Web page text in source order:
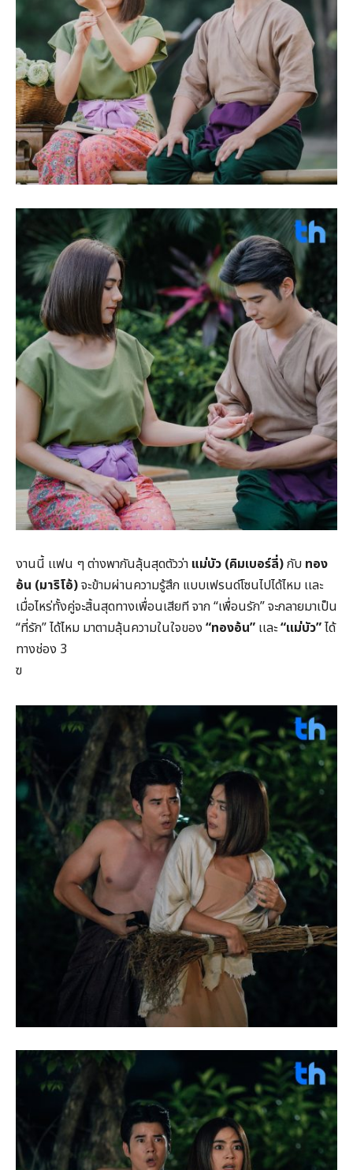
งานนี้ เเฟน ๆ ต่างพากันลุ้นสุดตัวว่า แม่บัว (คิมเบอร์ลี่)กับ ทอง
อ้น (มาริโอ้)จะข้ามผ่านความรู้สึก แบบเฟรนด์โซนไปได้ไหม เเละ
เมื่อไหร่ทั้งคู่จะสิ้นสุดทางเพื่อนเสียที จาก “เพื่อนรัก” จะกลายมาเป็น
“ที่รัก” ได้ไหม มาตามลุ้นความในใจของ “ทองอ้น” เเละ“เเม่บัว”ได้
ทางช่อง 3
ฃ